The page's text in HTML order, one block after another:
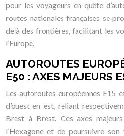
pour les voyageurs en quête
routes nationales françaises se
delà des frontières, facilitant les
l’Europe.
AUTOROUTES
E50 : AXES MAJEURS
Les autoroutes européennes E15
d’ouest en est, reliant
Brest à Brest. Ces axes
l’Hexagone et de poursuivre son